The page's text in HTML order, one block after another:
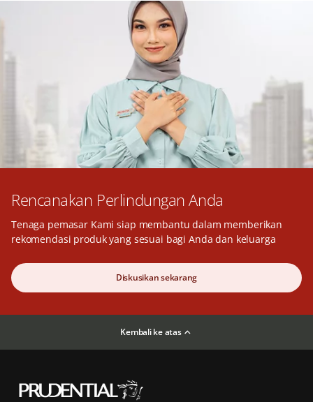
Rencanakan Perlindungan Anda
Tenaga pemasar Kami siap membantu dalam memberikan
rekomendasi produk yang sesuai bagi Anda dan keluarga
Diskusikan sekarang
Kembali ke atas